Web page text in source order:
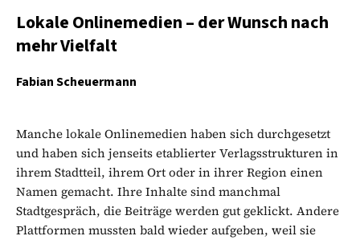
Lokale Onlinemedien – der Wunsch nach
mehr Vielfalt
Fabian Scheuermann
Manche lokale Onlinemedien haben sich durchgesetzt
und haben sich jenseits etablierter Verlagsstrukturen in
ihrem Stadtteil, ihrem Ort oder in ihrer Region einen
Namen gemacht. Ihre Inhalte sind manchmal
Stadtgespräch, die Beiträge werden gut geklickt. Andere
Plattformen mussten bald wieder aufgeben, weil sie